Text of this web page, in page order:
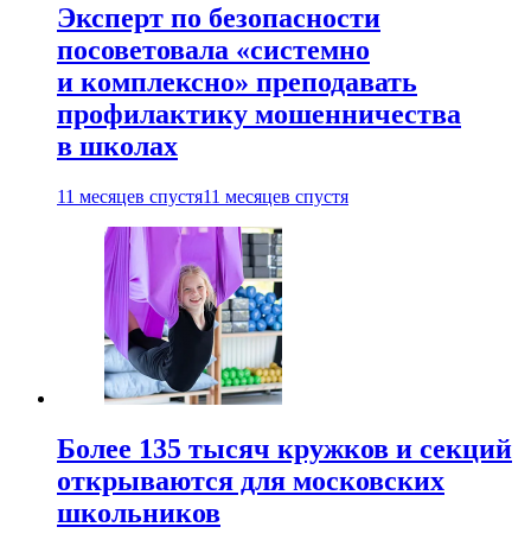
Эксперт по безопасности
посоветовала «системно
и комплексно» преподавать
профилактику мошенничества
в школах
11 месяцев спустя11 месяцев спустя
Более 135 тысяч кружков и секций
открываются для московских
школьников